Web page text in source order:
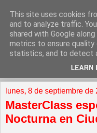
lunes, 8 de septiembre de
MasterClass
Nocturna en
This site uses cookies
and to analyze traffic.
shared with Google
metrics to ensure quality
statistics, and to detect
LEARN